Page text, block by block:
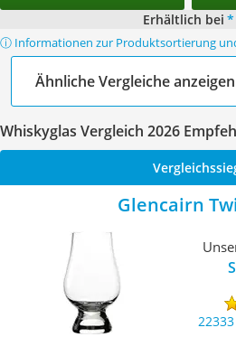
Erhältlich bei *
ⓘ Informationen zur Produktsortierung
Ähnliche Vergleiche anzeigen
Whiskyglas Vergleich 2026
Glencairn